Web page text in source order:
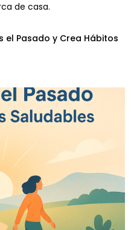
de casa.
el Pasado y Crea Hábitos